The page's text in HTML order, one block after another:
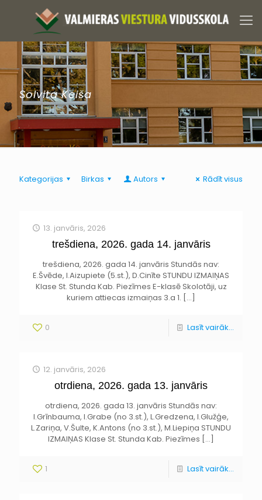
Solvita Keiša
Kategorijas Birkas Autors Rādīt visus
13. janvāris, 2026
trešdiena, 2026. gada 14. janvāris
trešdiena, 2026. gada 14. janvāris Stundās nav:
E.Švēde, I.Aizupiete (5.st.), D.Cinīte STUNDU IZMAIŅAS
Klase St. Stunda Kab. Piezīmes E-klasē Skolotāji, uz
kuriem attiecas izmaiņas 3.a 1. […]
0 Lasīt vairāk...
12. janvāris, 2026
otrdiena, 2026. gada 13. janvāris
otrdiena, 2026. gada 13. janvāris Stundās nav:
I.Grīnbauma, I.Grabe (no 3.st.), L.Gredzena, I.Glužģe,
L.Zariņa, V.Šulte, K.Antons (no 3.st.), M.Liepiņa STUNDU
IZMAIŅAS Klase St. Stunda Kab. Piezīmes […]
1 Lasīt vairāk...